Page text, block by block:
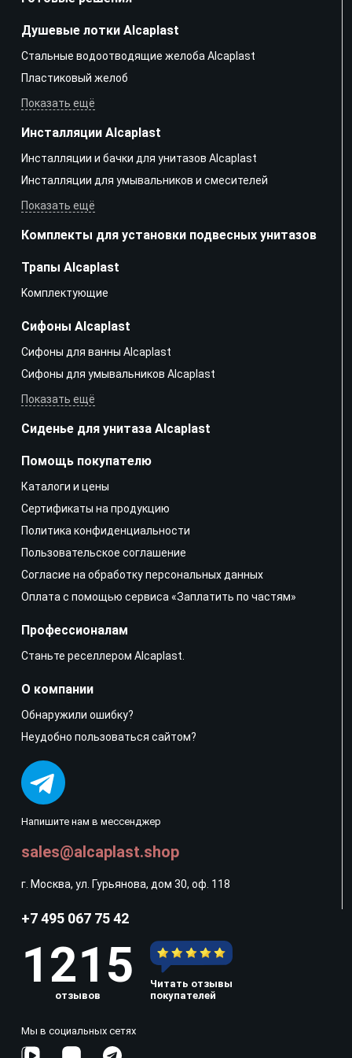
Душевые лотки Alcaplast
Стальные водоотводящие желоба Alcaplast
Пластиковый желоб
Показать ещё
Инсталляции Alcaplast
Инсталляции и бачки для унитазов Alcaplast
Инсталляции для умывальников и смесителей
Показать ещё
Комплекты для установки подвесных унитазов
Трапы Alcaplast
Kомплектующие
Сифоны Alcaplast
Сифоны для ванны Alcaplast
Сифоны для умывальников Alcaplast
Показать ещё
Сиденье для унитаза Alcaplast
Напишите нам в мессенджер
sales@alcaplast.shop
г. Москва, ул. Гурьянова, дом 30, оф. 118
Помощь покупателю
Каталоги и цены
Сертификаты на продукцию
Политика конфиденциальности
Пользовательское соглашение
Согласие на обработку персональных данных
Оплата с помощью сервиса «Заплатить по частям»
Профессионалам
Станьте реселлером Alcaplast.
О компании
Обнаружили ошибку?
Неудобно пользоваться сайтом?
+7 495 067 75 42
1215
отзывов
Читать отзывы
покупателей
Мы в социальных сетях